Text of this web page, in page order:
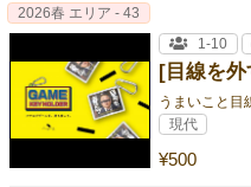
[目線を外
うまいこと目
¥500
2026春 エリア - 43
1-10
現代